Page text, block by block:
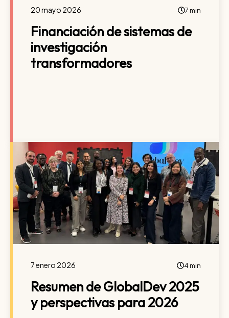
20 mayo 2026 7 min
Financiación de sistemas de
investigación
transformadores
7 enero 2026 4 min
Resumen de GlobalDev 2025
y perspectivas para 2026